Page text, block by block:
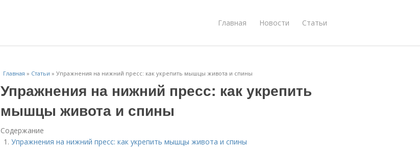
Главная Новости Статьи
Главная » Статьи » Упражнения на нижний пресс: как укрепить мышцы живота и спины
Упражнения на нижний пресс: как укрепить
мышцы живота и спины
Содержание
Упражнения на нижний пресс: как укрепить мышцы живота и спины